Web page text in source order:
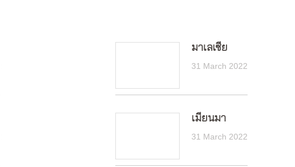
มาเลเซีย
31 March 2022
เมียนมา
31 March 2022